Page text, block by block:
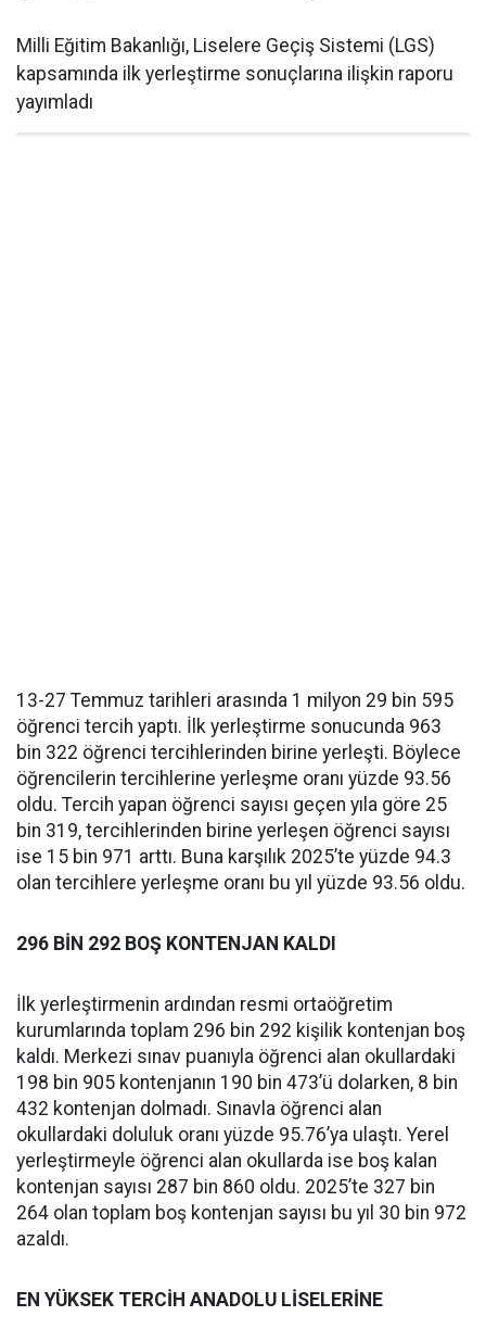
Milli Eğitim Bakanlığı, Liselere Geçiş Sistemi (LGS)
kapsamında ilk yerleştirme sonuçlarına ilişkin raporu
yayımladı
13-27 Temmuz tarihleri arasında 1 milyon 29 bin 595
öğrenci tercih yaptı. İlk yerleştirme sonucunda 963
bin 322 öğrenci tercihlerinden birine yerleşti. Böylece
öğrencilerin tercihlerine yerleşme oranı yüzde 93.56
oldu. Tercih yapan öğrenci sayısı geçen yıla göre 25
bin 319, tercihlerinden birine yerleşen öğrenci sayısı
ise 15 bin 971 arttı. Buna karşılık 2025’te yüzde 94.3
olan tercihlere yerleşme oranı bu yıl yüzde 93.56 oldu.
296 BİN 292 BOŞ KONTENJAN KALDI
İlk yerleştirmenin ardından resmi ortaöğretim
kurumlarında toplam 296 bin 292 kişilik kontenjan boş
kaldı. Merkezi sınav puanıyla öğrenci alan okullardaki
198 bin 905 kontenjanın 190 bin 473’ü dolarken, 8 bin
432 kontenjan dolmadı. Sınavla öğrenci alan
okullardaki doluluk oranı yüzde 95.76’ya ulaştı. Yerel
yerleştirmeyle öğrenci alan okullarda ise boş kalan
kontenjan sayısı 287 bin 860 oldu. 2025’te 327 bin
264 olan toplam boş kontenjan sayısı bu yıl 30 bin 972
azaldı.
EN YÜKSEK TERCİH ANADOLU LİSELERİNE